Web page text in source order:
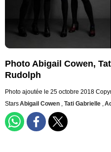
Photo Abigail Cowen,
Rudolph
Photo ajoutée le 25 octobre 2018
StarsAbigail Cowen , Tati Gabrielle ,